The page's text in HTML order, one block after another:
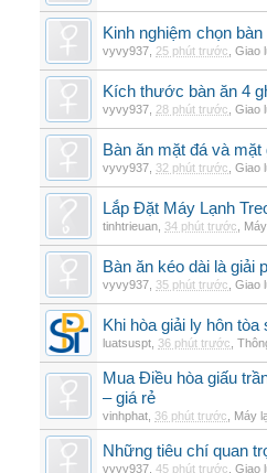
Kinh nghiệm chọn
vyvy937 25 phút trước Giao
Kích thước bàn ăn 4
vyvy937 28 phút trước Giao
Bàn ăn mặt đá và
vyvy937 32 phút trước Giao
Lắp Đặt Máy Lạnh
tinhtrieuan 34 phút trước
Bàn ăn kéo dài là giải
vyvy937 35 phút trước Giao
Khi hòa giải ly hôn
luatsuspt 36 phút trước
Mua Điều hòa giấu
– giá rẻ
vinhphat 36 phút trước Máy
Những tiêu chí quan
vyvy937 45 phút trước Giao